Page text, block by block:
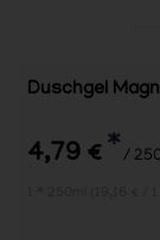
Duschgel
4,79 € * /